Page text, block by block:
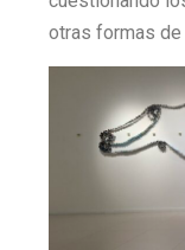
otras formas de